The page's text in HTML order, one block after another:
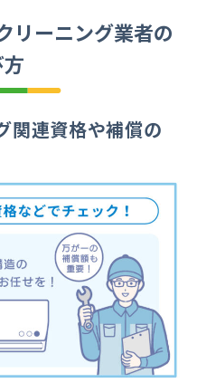
リーニング業者の
関連資格や補償の